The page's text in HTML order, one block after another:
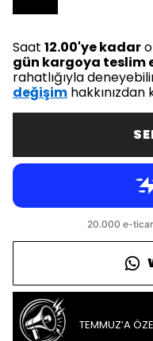
Saat 12.00'ye kadar
gün kargoya teslim
rahatlığıyla
değişim
TEMMUZ’A